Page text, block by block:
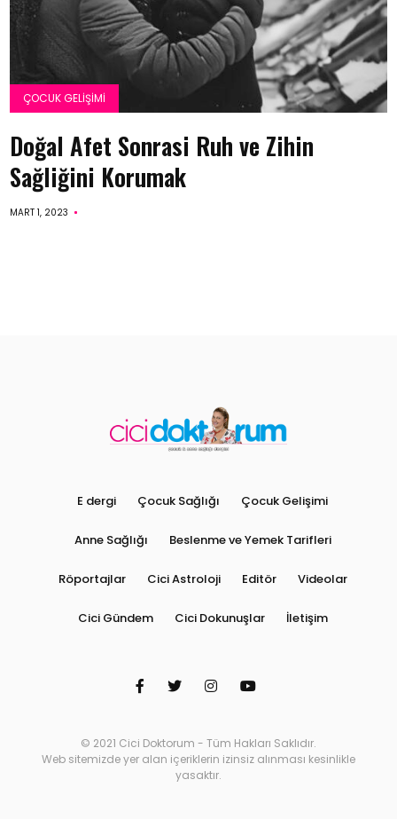
ÇOCUK GELIŞIMI
Doğal Afet Sonrasi Ruh ve Zihin
Sağliğini Korumak
MART 1, 2023
E dergi Çocuk Sağlığı Çocuk Gelişimi
Anne Sağlığı Beslenme ve Yemek Tarifleri
Röportajlar Cici Astroloji Editör Videolar
Cici Gündem Cici Dokunuşlar İletişim
© 2021 Cici Doktorum - Tüm Hakları Saklıdır.
Web sitemizde yer alan içeriklerin izinsiz alınması kesinlikle
yasaktır.